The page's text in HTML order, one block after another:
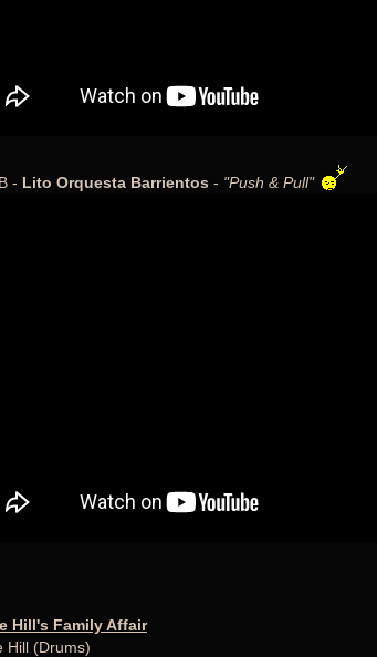
- Lito Orquesta Barrientos - "Push & Pull"
Hill's Family Affair
Hill (Drums)